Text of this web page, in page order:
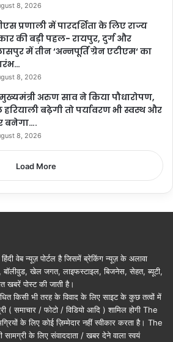
8, 2026
प्रणाली में पारदर्शिता के लिए राज्य
की बड़ी पहल- रायपुर, दुर्ग और
में तीन ‘अन्नपूर्ति ग्रेन एटीएम‘ का
8, 2026
अरुण साव ने किया पौधारोपण,
हरियाली बढ़ेगी तो पर्यावरण भी स्वस्थ और
बनेगा….
8, 2026
Load More
वेब न्यूज़ पोर्टल है जिसमें ब्रेकिंग न्यूज़ के अलावा
बॉलीवुड, खेल जगत, लाइफस्टाइल, बिजनेस, सेहत, ब्यूटी,
खबरें पोस्ट की जाती है।
किसी भी तरह के विवाद के लिए साइट के कुछ तत्वों में
( समाचार / फोटो / विडियो आदि ) शामिल होगी The
के लिए कोई ज़िम्मेदार नहीं स्वीकार करता है। The
के लिए संवाददाता / खबर देने वाला स्वयं